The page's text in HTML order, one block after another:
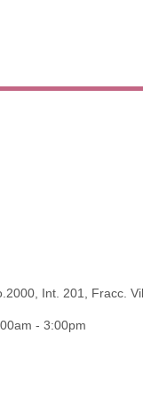
Int. 201, Fracc.
- 3:00pm